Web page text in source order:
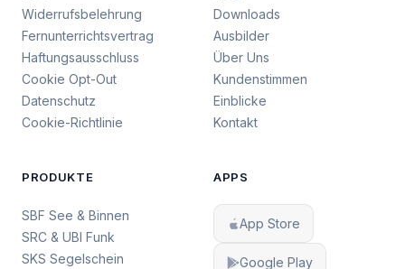
Widerrufsbelehrung
Fernunterrichtsvertrag
Haftungsausschluss
Cookie Opt-Out
Datenschutz
Cookie-Richtlinie
Downloads
Ausbilder
Über Uns
Kundenstimmen
Einblicke
Kontakt
PRODUKTE
SBF See & Binnen
SRC & UBI Funk
SKS Segelschein
APPS
App Store
Google Play